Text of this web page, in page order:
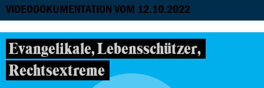
VIDEODOKUMENTATION VOM 12.10.2022
Evangelikale, Lebensschützer,
Rechtsextreme